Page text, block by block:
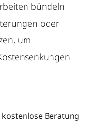
bündeln
oder
um
kostenlose Beratung